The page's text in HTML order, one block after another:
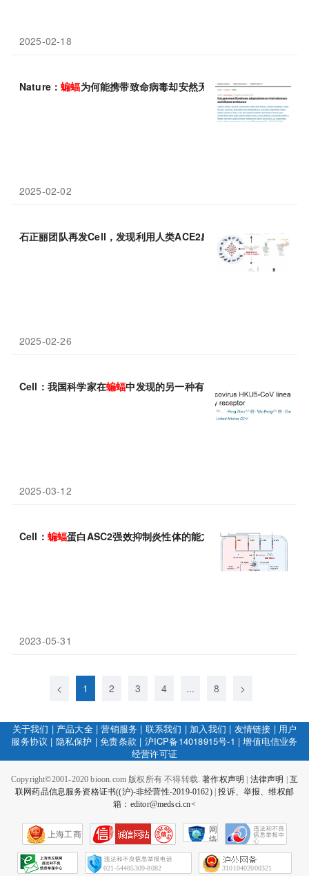
2025-02-18
Nature：蝙蝠为何能携带致命病毒却安然无恙？解密蝙蝠免疫系统
2025-02-02
石正丽团队再发Cell，发现利用人类ACE2感染入侵的新型蝙蝠
2025-02-26
Cell：我国科学家在蝙蝠中发现的另一种有可能感染人类的冠状
2025-03-12
Cell： 蝙蝠蛋白ASC2强效抑制炎性体的能力有望开发对抗人类炎
2023-05-31
< 1 2 3 4 ... 8 >
关于我们 | 产品大全|营销服务 | 联系我们 | 加入我们 | 友情链接 | 用户
服务协议 | 隐私保护 |免责条款 | 沪ICP备14018915号-1 |增值电信业务
经营许可证
Copyright©2001-2020 bioon.com 版权所有 不得转载.著作权声明 法律声明
互
联网药品信息服务资格证书((沪)-非经营性-2019-0162)|投诉、举报、维权邮
箱：editor@medsci.cn<
上海工商
网
络
会
征
021-54485309-8082 31010402000321